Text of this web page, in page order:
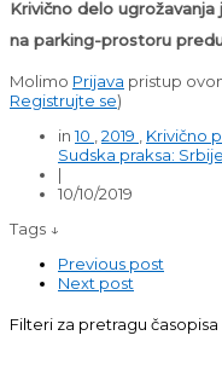
Krivično delo
na parking-prostoru
Molimo Prijava pristup
Registrujte se)
in10 2019 Krivično
Sudska praksa: Srbije
|
10/10/2019
Tags ↓
Previous post
Next post
Filteri za pretragu časopisa